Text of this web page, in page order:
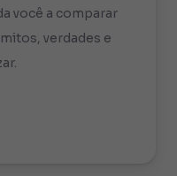
você a comparar
verdades e